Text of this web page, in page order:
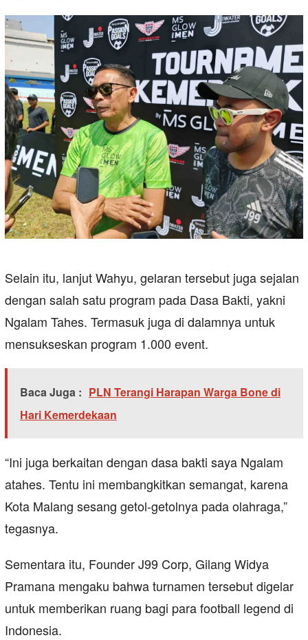
Selain itu, lanjut Wahyu, gelaran tersebut juga sejalan
dengan salah satu program pada Dasa Bakti, yakni
Ngalam Tahes. Termasuk juga di dalamnya untuk
mensukseskan program 1.000 event.
Baca Juga : PLN Terangi Harapan Warga Bone di
Hari Kemerdekaan
“Ini juga berkaitan dengan dasa bakti saya Ngalam
atahes. Tentu ini membangkitkan semangat, karena
Kota Malang sesang getol-getolnya pada olahraga,”
tegasnya.
Sementara itu, Founder J99 Corp, Gilang Widya
Pramana mengaku bahwa turnamen tersebut digelar
untuk memberikan ruang bagi para football legend di
Indonesia.